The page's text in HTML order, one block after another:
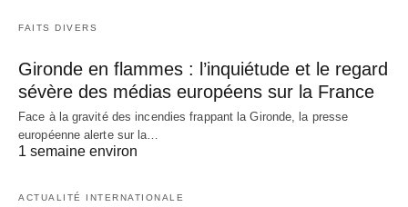
FAITS DIVERS
Gironde en flammes : l’inquiétude et le regard
sévère des médias européens sur la France
Face à la gravité des incendies frappant la Gironde, la presse
européenne alerte sur la…
1 semaine environ
ACTUALITÉ INTERNATIONALE